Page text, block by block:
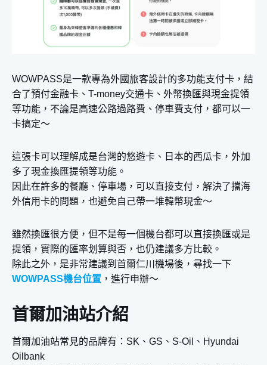
WOWPASS是一款專為外國旅客設計的多功能支付卡，結
合了預付金融卡、T-money交通卡、外幣換匯與現金提領
等功能，不論是高速公路過路費、停車費支付，都可以一
卡搞定～
這張卡可以理解成是台灣的悠遊卡、日本的西瓜卡，外加
多了現金換匯提領等功能。
因此在許多的餐廳、停車場，可以直接支付，解決了擋海
外信用卡的問題，也避免自己帶一堆韓幣現金～
雖然換匯很方便，但不是每一個機台都可以直接換匯或是
提領，實際的匯率划算與否，也仍建議多方比較。
除此之外，是非常建議到首爾仁川機場後，尋找一下
WOWPASS機台位置 ，進行申辦～
首爾加油站介紹
首爾加油站常見的品牌有：SK、GS、S-Oil、Hyundai
Oilbank